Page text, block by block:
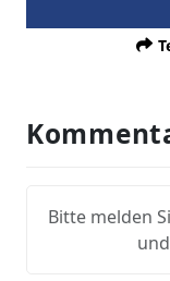
Bitte melden